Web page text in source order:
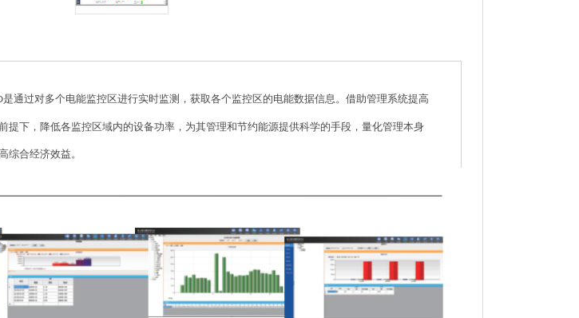
是通过对多个电能监控区进行实时监测，获取各个监控区的电能数据信息。借助管理系统提高
提下，降低各监控区域内的设备功率，为其管理和节约能源提供科学的手段，量化管理本身
综合经济效益。